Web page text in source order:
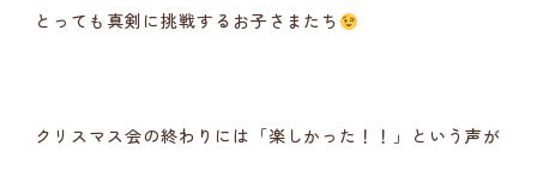
とっても真剣に挑戦するお子さまたち
クリスマス会の終わりには「楽しかった！！」という声が